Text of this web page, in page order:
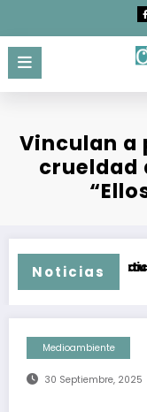
contenido
Vinculan a
crueldad
Noticias
condiciona su
hidráulica
Medioambiente
30 Septiembre, 2025